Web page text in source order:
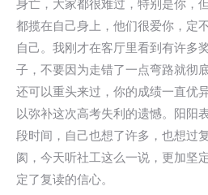
身亡，大家都很难过，特别是你，
都揽在自己身上，他们很爱你，定
自己。我刚才在客厅里看到有许多
子，不要因为走错了一点弯路就彻
还可以重头来过，你的成绩一直优
以弥补这次高考失利的遗憾。阳阳
段时间，自己也想了许多，也想过
阂，今天听社工这么一说，更加坚
定了复读的信心。